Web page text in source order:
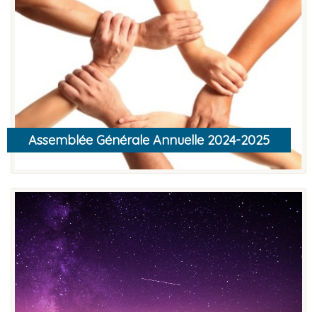
Assemblée Générale Annuelle 2024-2025
En savoir plus